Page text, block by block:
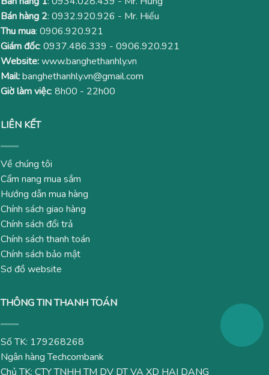
Bán hàng 2: 0932.920.926 - Mr. Hiếu
Thu mua: 0906.920.921
Giám đốc: 0937.486.339 - 0906.920.921
Website:www.banghethanhly.vn
Mail:banghethanhly.vn@gmail.com
Giờ làm việc: 8h00 - 22h00
LIÊN KẾT
Về chúng tôi
Cẩm nang mua sắm
Hướng dẫn mua hàng
Chính sách giao hàng
Chính sách đổi trả
Chính sách thanh toán
Chính sách bảo mật
Sơ đồ website
THÔNG TIN THANH TOÁN
Số TK: 179268268
Ngân hàng Techcombank
Chủ TK: CTY TNHH TM DV DT VA XD HAI DANG